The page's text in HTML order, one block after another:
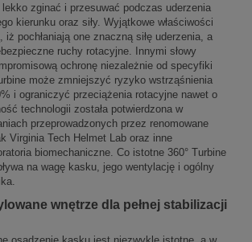
zginać i przesuwać podczas uderzenia
kierunku oraz siły. Wyjątkowe właściwości
iż pochłaniają one znaczną siłę uderzenia, a
ruchy rotacyjne. Innymi słowy
ochronę niezależnie od specyfiki
może zmniejszyć ryzyko wstrząśnienia
i ograniczyć przeciążenia rotacyjne nawet o
technologii została potwierdzona w
przeprowadzonych przez renomowane
Virginia Tech Helmet Lab oraz inne
biomechaniczne. Co istotne 360° Turbine
na wagę kasku, jego wentylację i ogólny
wnętrze dla pełnej stabilizacji